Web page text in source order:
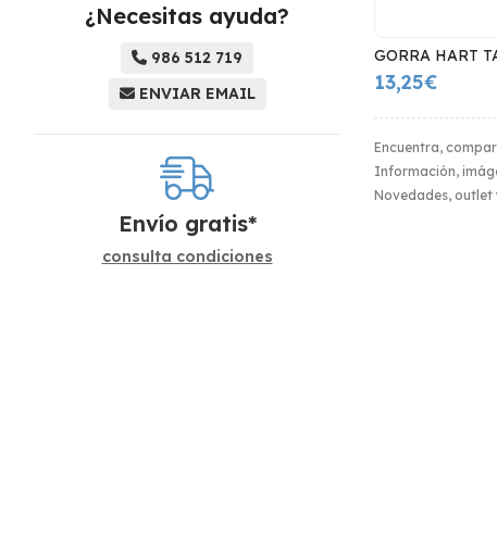
Encuentra,
Información,
Novedades, outlet
GORRA HART
13,25€
¿Necesitas ayuda?
986 512 719
ENVIAR EMAIL
Envío gratis*
consulta condiciones